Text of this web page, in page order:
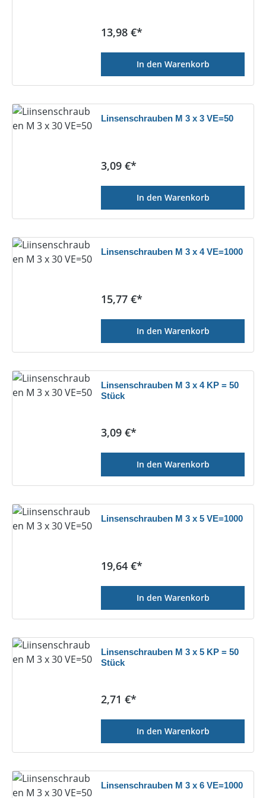
Regulärer Preis:
13,98 €*
In den Warenkorb
Linsenschrauben M 3 x 3 VE=50
Regulärer Preis:
3,09 €*
In den Warenkorb
Linsenschrauben M 3 x 4 VE=1000
Regulärer Preis:
15,77 €*
In den Warenkorb
Linsenschrauben M 3 x 4 KP = 50
Stück
Regulärer Preis:
3,09 €*
In den Warenkorb
Linsenschrauben M 3 x 5 VE=1000
Regulärer Preis:
19,64 €*
In den Warenkorb
Linsenschrauben M 3 x 5 KP = 50
Stück
Regulärer Preis:
2,71 €*
In den Warenkorb
Linsenschrauben M 3 x 6 VE=1000